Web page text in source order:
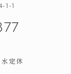
1-1
定休